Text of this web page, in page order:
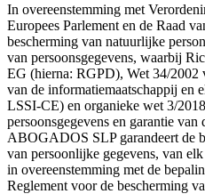
In overeenstemming met
Europees Parlement en de Raad
bescherming van natuurlijke
van persoonsgegevens, waarbij
EG (hierna: RGPD), Wet 34/2002
van de informatiemaatschappij en
LSSI-CE) en organieke wet 3/
persoonsgegevens en garantie
ABOGADOS SLP garandeert de
van persoonlijke gegevens, van
in overeenstemming met de
Reglement voor de bescherming